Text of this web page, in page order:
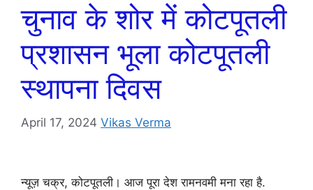
चुनाव के शोर में कोटपूतली
प्रशासन भूला कोटपूतली
स्थापना दिवस
April 17, 2024 Vikas Verma
न्यूज़ चक्र, कोटपूतली। आज पूरा देश रामनवमी मना रहा है.